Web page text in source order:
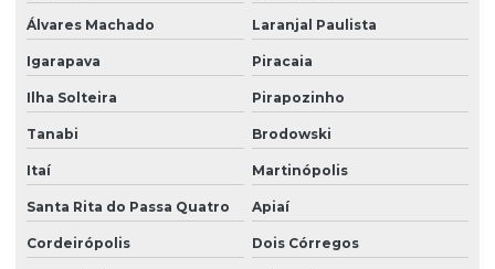
Álvares Machado Laranjal Paulista
Igarapava Piracaia
Ilha Solteira Pirapozinho
Tanabi Brodowski
Itaí Martinópolis
Santa Rita do Passa Quatro Apiaí
Cordeirópolis Dois Córregos